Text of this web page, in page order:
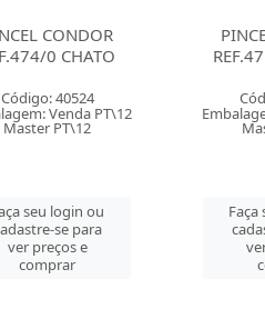
PINCEL CONDOR
REF.471/20 CHATO
Embalagem: Venda PT\12
Faça seu login ou
cadastre-se para